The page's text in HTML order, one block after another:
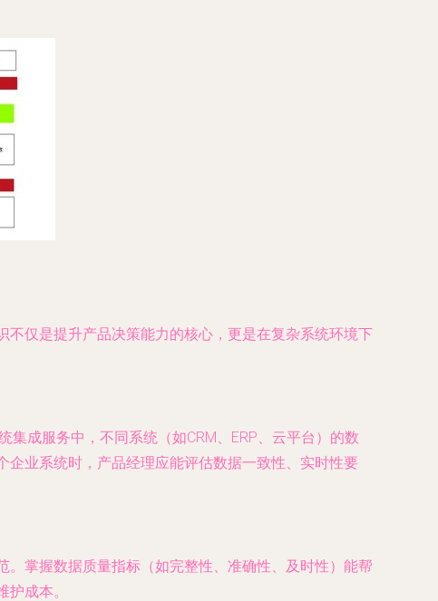
仅是提升产品决策能力的核心，更是在复杂系统环境下
成服务中，不同系统（如CRM、ERP、云平台）的数
业系统时，产品经理应能评估数据一致性、实时性要
掌握数据质量指标（如完整性、准确性、及时性）能帮
成本。